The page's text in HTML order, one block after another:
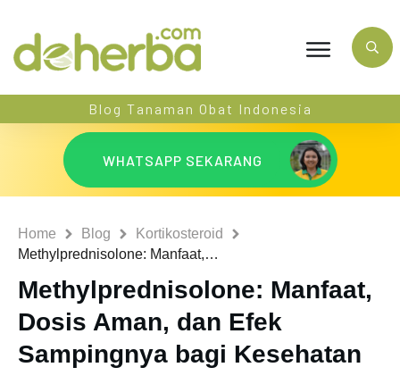
Blog Tanaman Obat Indonesia
WHATSAPP SEKARANG
Home Blog
Kortikosteroid
Methylprednisolone: Manfaat, Dosis Aman, dan Efek Sampingnya bagi Kesehatan
Methylprednisolone: Manfaat,
Dosis Aman, dan Efek
Sampingnya bagi Kesehatan